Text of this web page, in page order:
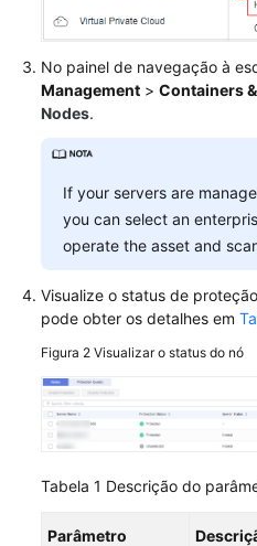
de
containers
clusters
e
as
cotas
de
proteção
da
proteção
de
No painel de navegação à
Management > Containers
Nodes.
If your servers are
you can select an
operate the asset and
Visualize o status de
pode obter os detalhes em
Figura 2 Visualizar o status do nó
Tabela 1 Descrição do
Parâmetro